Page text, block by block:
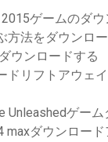
ゲームのダウ
方法をダウンロ
ウンロードする
ドリフトアウェ
Unleashedゲー
ダウンロード